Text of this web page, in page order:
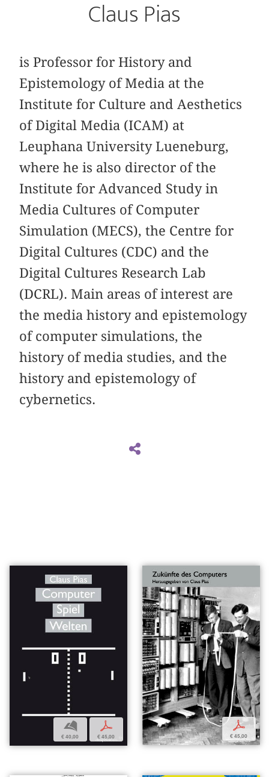
Claus Pias
is Professor for History and
Epistemology of Media at the
Institute for Culture and Aesthetics
of Digital Media (ICAM) at
Leuphana University Lueneburg,
where he is also director of the
Institute for Advanced Study in
Media Cultures of Computer
Simulation (MECS), the Centre for
Digital Cultures (CDC) and the
Digital Cultures Research Lab
(DCRL). Main areas of interest are
the media history and epistemology
of computer simulations, the
history of media studies, and the
history and epistemology of
cybernetics.
b
€ 40,00
p
€ 45,00
p
€ 45,00